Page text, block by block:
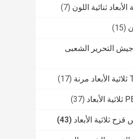
ثنائية اللون (7)
(15)
خيوط طابعة 3D جيش التحرير الشعبى
(17)
(37)
ثلاثية الأبعاد (43)